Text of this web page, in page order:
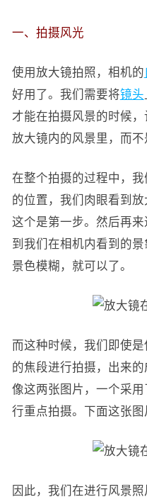
一、拍摄风光
使用放大镜拍照，相机的
好用了。我们需要将镜头
才能在拍摄风景的时候
放大镜内的风景里，而不
在整个拍摄的过程中，
的位置，我们肉眼看到放
这个是第一步。然后再
到我们在相机内看到的
景色模糊，就可以了。
而这种时候，我们即使
的焦段进行拍摄，出来
像这两张图片，一个采
行重点拍摄。下面这张图
因此，我们在进行风景